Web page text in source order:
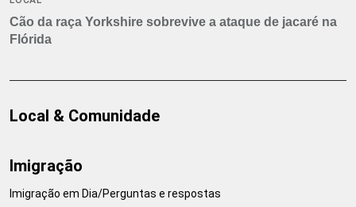
Cão da raça Yorkshire sobrevive a ataque de jacaré na
Flórida
Local & Comunidade
Imigração
Imigração em Dia/Perguntas e respostas